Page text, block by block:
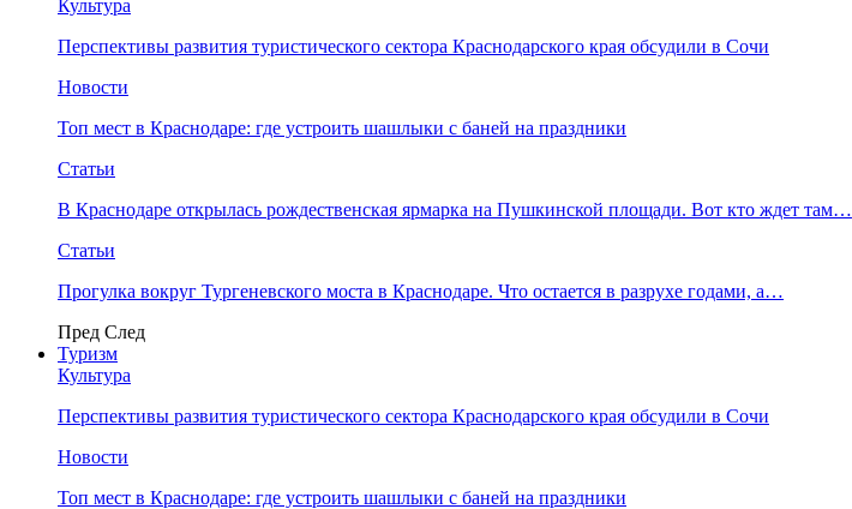
Культура
Перспективы развития туристического сектора Краснодарского края обсудили в Сочи
Новости
Топ мест в Краснодаре: где устроить шашлыки с баней на праздники
Статьи
В Краснодаре открылась рождественская ярмарка на Пушкинской площади. Вот кто ждет там…
Статьи
Прогулка вокруг Тургеневского моста в Краснодаре. Что остается в разрухе годами, а…
Пред След
Туризм
Культура
Перспективы развития туристического сектора Краснодарского края обсудили в Сочи
Новости
Топ мест в Краснодаре: где устроить шашлыки с баней на праздники